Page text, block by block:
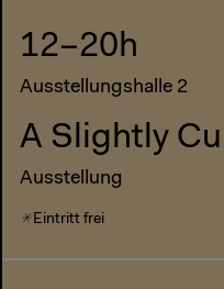
12–20h
Ausstellungshalle 2
A Slightly
Ausstellung
Eintritt frei